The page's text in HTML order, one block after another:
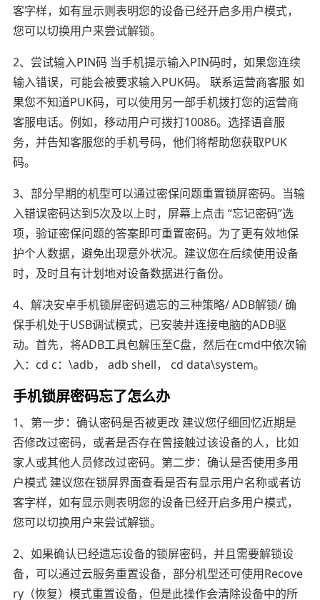
客字样，如有显示则表明您的设备已经开启多用户模式，
您可以切换用户来尝试解锁。
2、尝试输入PIN码 当手机提示输入PIN码时，如果您连续
输入错误，可能会被要求输入PUK码。 联系运营商客服 如
果您不知道PUK码，可以使用另一部手机拨打您的运营商
客服电话。例如，移动用户可拨打10086。选择语音服
务，并告知客服您的手机号码，他们将帮助您获取PUK
码。
3、部分早期的机型可以通过密保问题重置锁屏密码。当输
入错误密码达到5次及以上时，屏幕上点击 “忘记密码”选
项，验证密保问题的答案即可重置密码。为了更有效地保
护个人数据，避免出现意外状况。建议您在后续使用设备
时，及时且有计划地对设备数据进行备份。
4、解决安卓手机锁屏密码遗忘的三种策略/ ADB解锁/ 确
保手机处于USB调试模式，已安装并连接电脑的ADB驱
动。首先，将ADB工具包解压至C盘，然后在cmd中依次输
入：cd c：\adb， adb shell， cd data\system。
手机锁屏密码忘了怎么办
1、第一步：确认密码是否被更改 建议您仔细回忆近期是
否修改过密码，或者是否存在曾接触过该设备的人，比如
家人或其他人员修改过密码。第二步：确认是否使用多用
户模式 建议您在锁屏界面查看是否有显示用户名称或者访
客字样，如有显示则表明您的设备已经开启多用户模式，
您可以切换用户来尝试解锁。
2、如果确认已经遗忘设备的锁屏密码，并且需要解锁设
备，可以通过云服务重置设备，部分机型还可使用Recove
ry（恢复）模式重置设备，但是此操作会清除设备中的所